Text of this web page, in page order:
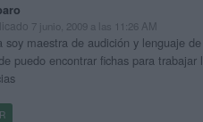
7 junio, 2009 a las 11:26 AM
soy maestra de audición y lenguaje
puedo encontrar fichas para